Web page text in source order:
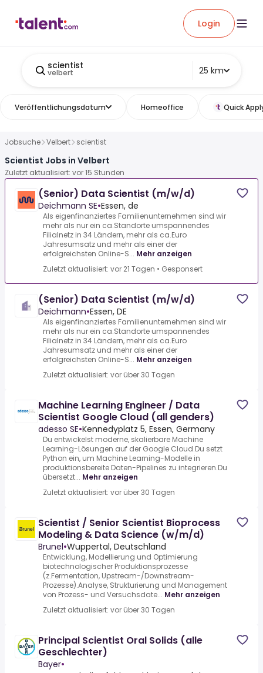
Login
scientist
velbert 25 km
Veröffentlichungsdatum Homeoffice Quick
Jobsuche Velbert scientist
Scientist Jobs in Velbert
Zuletzt aktualisiert: vor 15 Stunden
(Senior) Data Scientist (m/w/d)
Deichmann SE•Essen, de
Als eigenfinanziertes Familienunternehmen sind wir
mehr als nur ein ca.Standorte umspannendes
Filialnetz in 34 Ländern, mehr als ca.Euro
Jahresumsatz und mehr als einer der
erfolgreichsten Online-S... Mehr anzeigen
Zuletzt aktualisiert: vor 21 Tagen • Gesponsert
(Senior) Data Scientist (m/w/d)
Deichmann•Essen, DE
Als eigenfinanziertes Familienunternehmen sind wir
mehr als nur ein ca.Standorte umspannendes
Filialnetz in 34 Ländern, mehr als ca.Euro
Jahresumsatz und mehr als einer der
erfolgreichsten Online-S... Mehr anzeigen
Zuletzt aktualisiert: vor über 30 Tagen
Machine Learning Engineer / Data
Scientist Google Cloud (all genders)
adesso SE•Kennedyplatz 5, Essen, Germany
Du entwickelst moderne, skalierbare Machine
Learning-Lösungen auf der Google Cloud.Du setzt
Python ein, um Machine Learning-Modelle in
produktionsbereite Daten-Pipelines zu integrieren.Du
übersetzt... Mehr anzeigen
Zuletzt aktualisiert: vor über 30 Tagen
Scientist / Senior Scientist Bioprocess
Modeling & Data Science (w/m/d)
Brunel•Wuppertal, Deutschland
Entwicklung, Modellierung und Optimierung
biotechnologischer Produktionsprozesse
(z.Fermentation, Upstream-/Downstream-
Prozesse).Analyse, Strukturierung und Management
von Prozess- und Versuchsdate... Mehr anzeigen
Zuletzt aktualisiert: vor über 30 Tagen
Principal Scientist Oral Solids (alle
Geschlechter)
Bayer•